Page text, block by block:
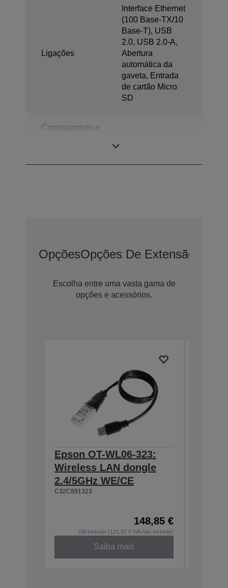
Ligações
Interface Ethernet
(100 Base-TX/10
Base-T), USB
2.0, USB 2.0-A,
Abertura
automática da
gaveta, Entrada
de cartão Micro
SD
Carregamento e
OpçõesOpções De Extensão De
Escolha entre uma vasta gama de
opções e acessórios.
Epson OT-WL06-323:
Wireless LAN dongle
2.4/5GHz WE/CE
C32C891323
148,85 €
IVA incluído (121,02 € IVA não incluído)
Saiba mais